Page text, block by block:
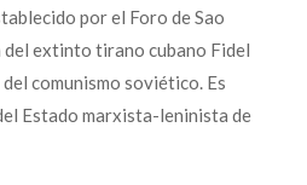
por el Foro de Sao
del extinto tirano cubano Fidel
comunismo soviético. Es
Estado marxista-leninista de